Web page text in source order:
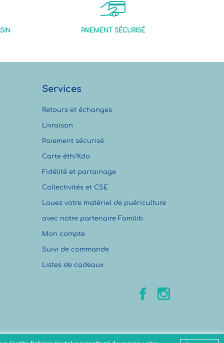
PAIEMENT SÉCURISÉ
Services
Retours et échanges
Livraison
Paiement sécurisé
Carte éthi'Kdo
Fidélité et parrainage
Collectivités et CSE
Louez votre matériel de puériculture
avec notre partenaire Familib
Mon compte
Suivi de commande
Listes de cadeaux